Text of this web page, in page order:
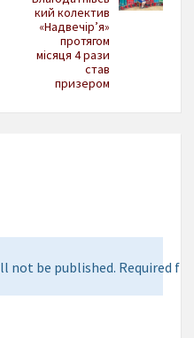
кий колектив
«Надвечір’я»
протягом
місяця 4 рази
став
призером
not be published. Required